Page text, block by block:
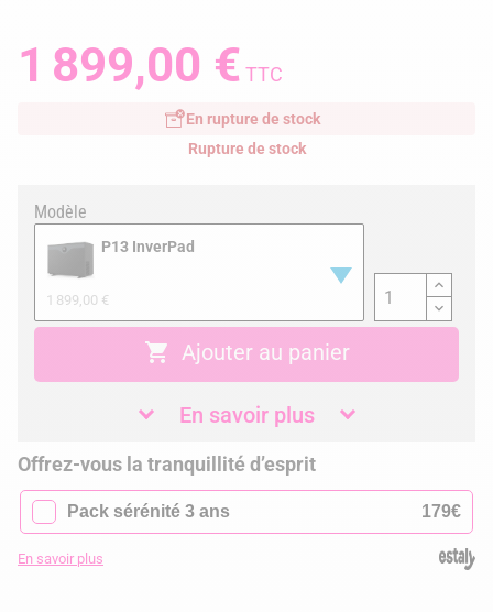
1 899,00 € TTC
En rupture de stock
Rupture de stock
Modèle
P13 InverPad
1 899,00 €
 Ajouter au panier
En savoir plus
Offrez-vous la tranquillité d’esprit
✓ Pack sérénité 3 ans 179€
En savoir plus